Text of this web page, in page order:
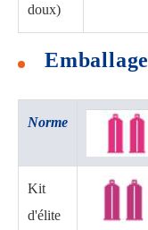
doux)
Emballage
Norme
Kit
d'élite